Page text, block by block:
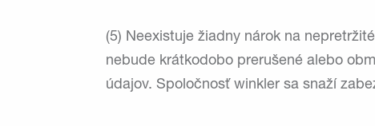
(5) Neexistuje žiadny nárok na
nebude krátkodobo prerušené alebo
údajov. Spoločnosť winkler sa snaží